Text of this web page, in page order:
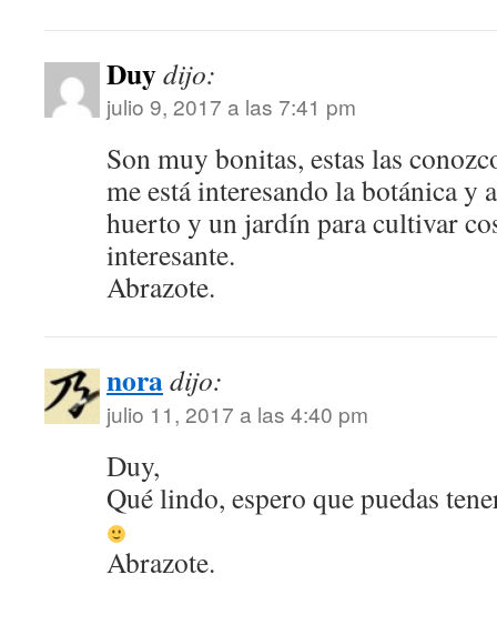
Duydijo:
julio 9, 2017 a las 7:41 pm
Son muy bonitas, estas las
me está interesando la botánica y
huerto y un jardín para cultivar
interesante.
Abrazote.
noradijo:
julio 11, 2017 a las 4:40 pm
Duy,
Qué lindo, espero que puedas
Abrazote.